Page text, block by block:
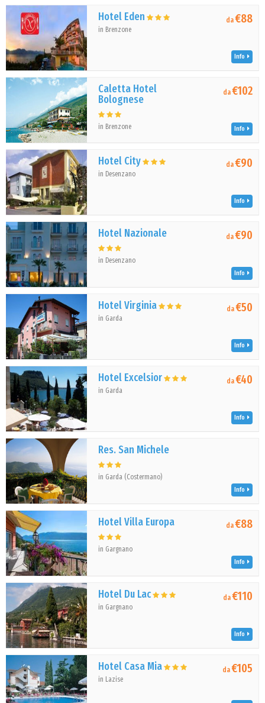
Hotel Eden
in Brenzone
da€88
Info
Caletta Hotel
Bolognese
in Brenzone
da€102
Info
Hotel City
in Desenzano
da€90
Info
Hotel Nazionale
in Desenzano
da€90
Info
Hotel Virginia
in Garda
da€50
Info
Hotel Excelsior
in Garda
da€40
Info
Res. San Michele
in Garda (Costermano)
Info
Hotel Villa Europa
in Gargnano
da€88
Info
Hotel Du Lac
in Gargnano
da€110
Info
Hotel Casa Mia
in Lazise
da€105